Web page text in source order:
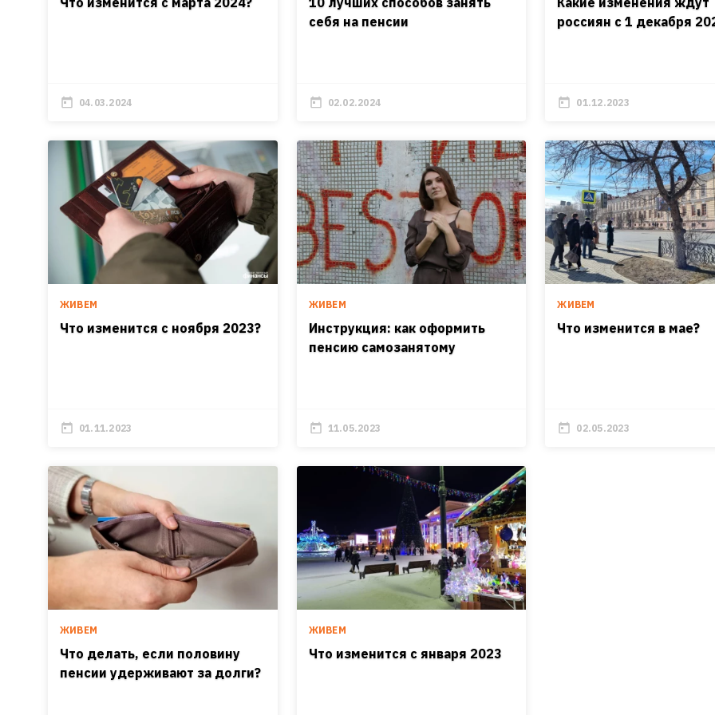
04.03.2024
себя на пенсии
02.02.2024
россиян с 1 декабря
01.12.2023
ЖИВЕМ
Что изменится с ноября 2023?
01.11.2023
ЖИВЕМ
Инструкция: как оформить
пенсию самозанятому
11.05.2023
ЖИВЕМ
Что изменится в мае?
02.05.2023
ЖИВЕМ
Что делать, если половину
пенсии удерживают за долги?
ЖИВЕМ
Что изменится с января 2023